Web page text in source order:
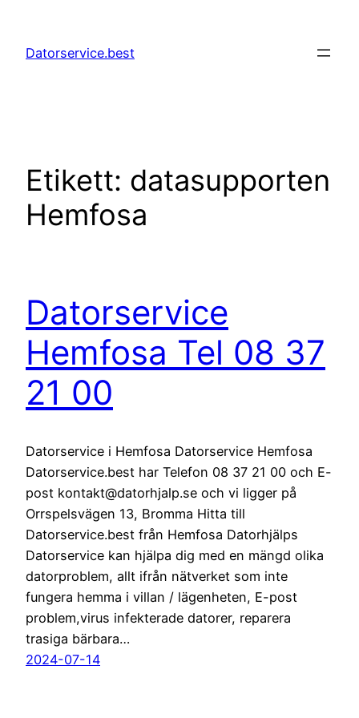
innehåll
Datorservice.best
Etikett: datasupporten
Hemfosa
Datorservice
Hemfosa Tel 08 37
21 00
Datorservice i Hemfosa Datorservice Hemfosa
Datorservice.best har Telefon 08 37 21 00 och E-
post kontakt@datorhjalp.se och vi ligger på
Orrspelsvägen 13, Bromma Hitta till
Datorservice.best från Hemfosa Datorhjälps
Datorservice kan hjälpa dig med en mängd olika
datorproblem, allt ifrån nätverket som inte
fungera hemma i villan / lägenheten, E-post
problem,virus infekterade datorer, reparera
trasiga bärbara…
2024-07-14